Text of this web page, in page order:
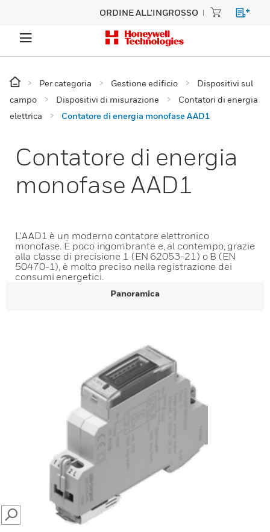
ORDINE ALL'INGROSSO
Per categoria Gestione edificio
Dispositivi sul
campo
Dispositivi di misurazione
Contatori di energia
elettrica
Contatore di energia monofase AAD1
Contatore di energia
monofase AAD1
L'AAD1 è un moderno contatore elettronico
monofase. È poco ingombrante e, al contempo, grazie
alla classe di precisione 1 (EN 62053-21) o B (EN
50470-1), è molto preciso nella registrazione dei
consumi energetici.
Panoramica
SEARCH